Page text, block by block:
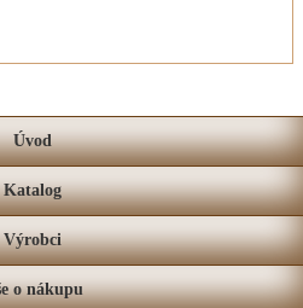
Úvod
Katalog
Výrobci
o nákupu